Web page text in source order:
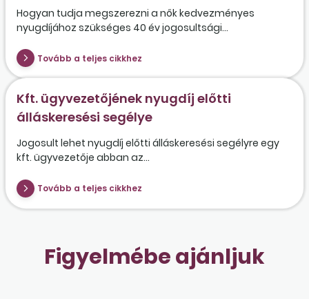
Hogyan tudja megszerezni a nők kedvezményes
nyugdíjához szükséges 40 év jogosultsági...
Tovább a teljes cikkhez
Kft. ügyvezetőjének nyugdíj előtti
álláskeresési segélye
Jogosult lehet nyugdíj előtti álláskeresési segélyre egy
kft. ügyvezetője abban az...
Tovább a teljes cikkhez
Figyelmébe ajánljuk